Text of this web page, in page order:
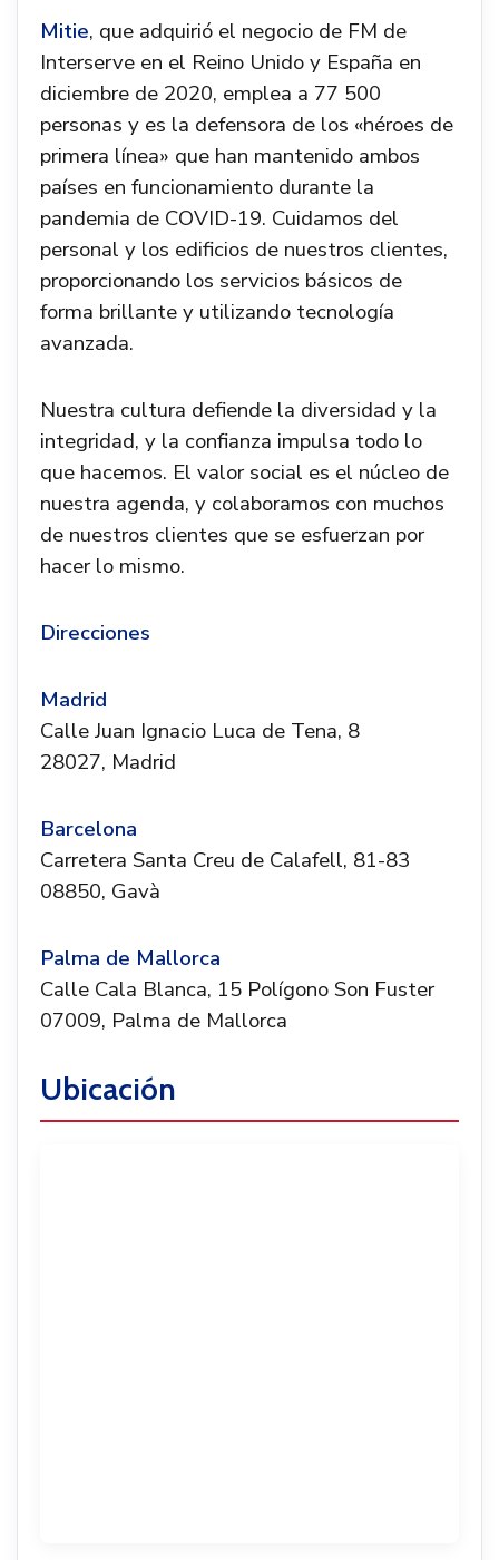
Mitie, que adquirió el negocio de FM de
Interserve en el Reino Unido y España en
diciembre de 2020, emplea a 77 500
personas y es la defensora de los «héroes de
primera línea» que han mantenido ambos
países en funcionamiento durante la
pandemia de COVID-19. Cuidamos del
personal y los edificios de nuestros clientes,
proporcionando los servicios básicos de
forma brillante y utilizando tecnología
avanzada.
Nuestra cultura defiende la diversidad y la
integridad, y la confianza impulsa todo lo
que hacemos. El valor social es el núcleo de
nuestra agenda, y colaboramos con muchos
de nuestros clientes que se esfuerzan por
hacer lo mismo.
Direcciones
Madrid
Calle Juan Ignacio Luca de Tena, 8
28027, Madrid
Barcelona
Carretera Santa Creu de Calafell, 81-83
08850, Gavà
Palma de Mallorca
Calle Cala Blanca, 15 Polígono Son Fuster
07009, Palma de Mallorca
Ubicación